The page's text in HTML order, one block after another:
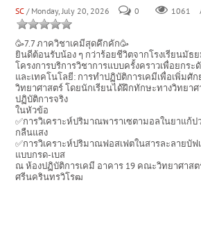
SC / Monday, July 20, 2026 0 1061
🥳7.7 ภาควิชาเคมีสุดคึกคัก🥳
ยินดีต้อนรับน้อง ๆ กว่าร้อยชีวิตจากโรงเรียนมัธ
โครงการบริการวิชาการแบบครั้งคราวเพื่อยกร
และเทคโนโลยี: การทำปฏิบัติการเคมีเพื่อเพิ่มศั
วิทยาศาสตร์ โดยนักเรียนได้ฝึกทักษะทางวิทยา
ปฏิบัติการจริง
ในหัวข้อ
✅การวิเคราะห์ปริมาณพาราเซตามอลในยาแก้ป
กลืนแสง
✅การวิเคราะห์ปริมาณฟอสเฟตในสารละลายบัฟ
แบบกรด-เบส
ณ ห้องปฏิบัติการเคมี อาคาร 19 คณะวิทยาศาส
ศรีนครินทรวิโรฒ